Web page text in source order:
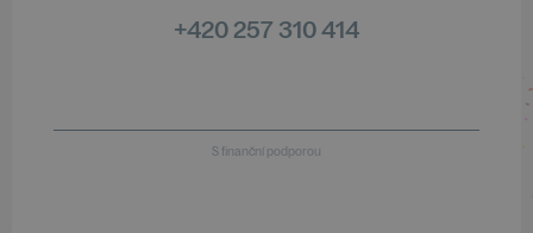
+420 257 310 414
S finanční podporou